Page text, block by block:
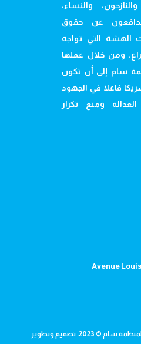
والنساء،
عن حقوق
الهشة التي تواجه
ومن خلال عملها
سام إلى أن تكون
فاعلا في الجهود
ومنع تكرار
Avenue
2023، تصميم وتطوير